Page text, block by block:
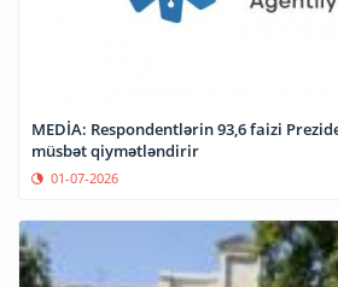
MEDİA: Respondentlərin 93,6 faizi
müsbət qiymətləndirir
01-07-2026